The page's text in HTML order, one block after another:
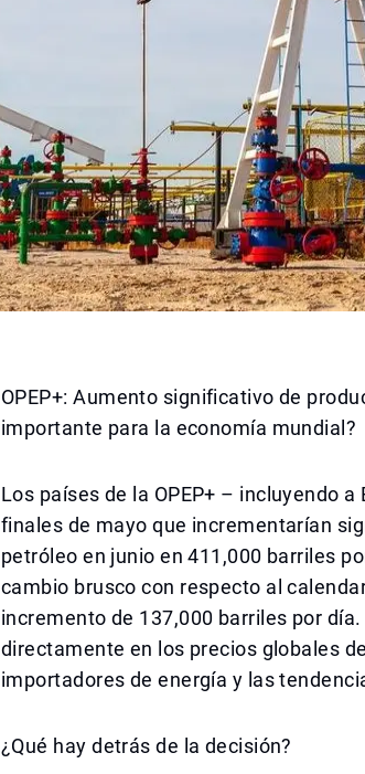
OPEP+: Aumento significativo de
importante para la economía mundial?
Los países de la OPEP+ – incluyendo
finales de mayo que incrementarían
petróleo en junio en 411,000 barriles
cambio brusco con respecto al
incremento de 137,000 barriles por
directamente en los precios globales
importadores de energía y las
¿Qué hay detrás de la decisión?